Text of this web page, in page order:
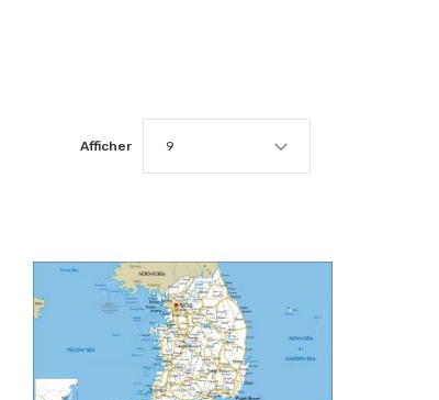
Afficher 9